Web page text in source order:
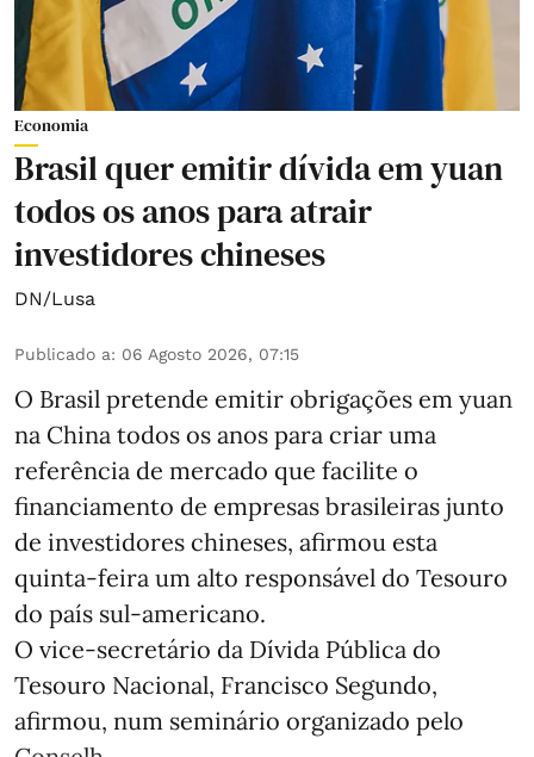
Economia
Brasil quer emitir dívida em yuan
todos os anos para atrair
investidores chineses
DN/Lusa
Publicado a: 06 Agosto 2026, 07:15
O Brasil pretende emitir obrigações em yuan
na China todos os anos para criar uma
referência de mercado que facilite o
financiamento de empresas brasileiras junto
de investidores chineses, afirmou esta
quinta-feira um alto responsável do Tesouro
do país sul-americano.
O vice-secretário da Dívida Pública do
Tesouro Nacional, Francisco Segundo,
afirmou, num seminário organizado pelo